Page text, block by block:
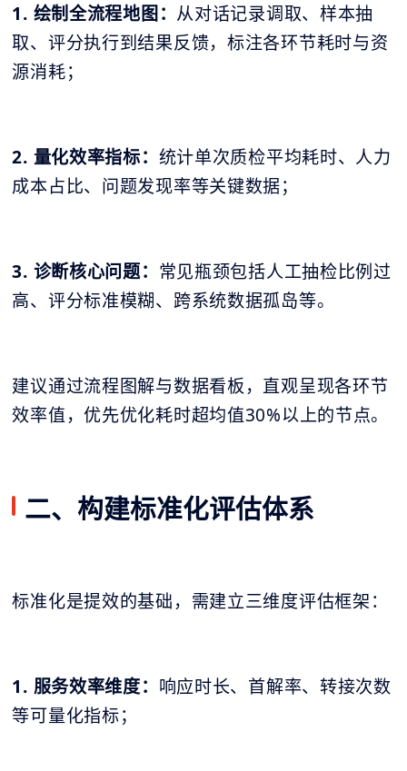
1. 绘制全流程地图： 从对话记录调取、样本抽
取、评分执行到结果反馈，标注各环节耗时与资
源消耗；
2. 量化效率指标： 统计单次质检平均耗时、人力
成本占比、问题发现率等关键数据；
3. 诊断核心问题： 常见瓶颈包括人工抽检比例过
高、评分标准模糊、跨系统数据孤岛等。
建议通过流程图解与数据看板，直观呈现各环节
效率值，优先优化耗时超均值30%以上的节点。
二、构建标准化评估体系
标准化是提效的基础，需建立三维度评估框架：
1. 服务效率维度： 响应时长、首解率、转接次数
等可量化指标；